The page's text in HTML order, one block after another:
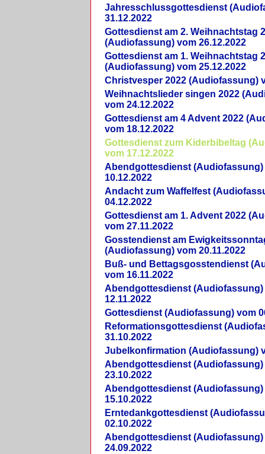
Jahresschlussgottesdienst
31.12.2022
Gottesdienst am 2. Weihnachtstag
(Audiofassung) vom 26.12.2022
Gottesdienst am 1. Weihnachtstag
(Audiofassung) vom 25.12.2022
Christvesper 2022 (Audiofassung)
Weihnachtslieder singen 2022
vom 24.12.2022
Gottesdienst am 4 Advent 2022
vom 18.12.2022
Gottesdienst zum Kiderbibeltag
vom 17.12.2022
Abendgottesdienst (Audiofassung)
10.12.2022
Andacht zum Waffelfest
04.12.2022
Gottesdienst am 1. Advent 2022
vom 27.11.2022
Gosstendienst am
(Audiofassung) vom 20.11.2022
Buß- und Bettagsgosstendienst
vom 16.11.2022
Abendgottesdienst (Audiofassung)
12.11.2022
Gottesdienst (Audiofassung) vom
Reformationsgottesdienst
31.10.2022
Jubelkonfirmation (Audiofassung)
Abendgottesdienst (Audiofassung)
23.10.2022
Abendgottesdienst (Audiofassung)
15.10.2022
Erntedankgottesdienst
02.10.2022
Abendgottesdienst (Audiofassung)
24.09.2022